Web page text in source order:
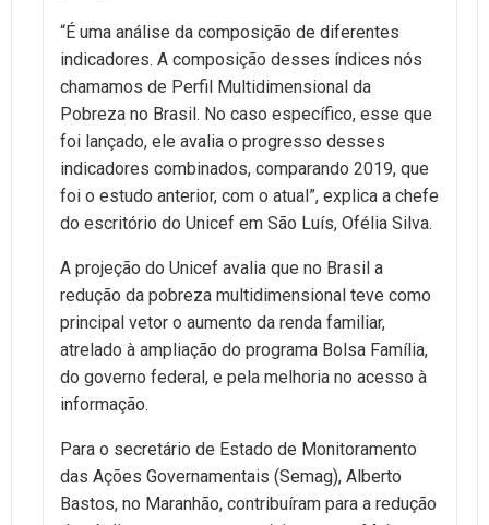
“É uma análise da composição de diferentes
indicadores. A composição desses índices nós
chamamos de Perfil Multidimensional da
Pobreza no Brasil. No caso específico, esse que
foi lançado, ele avalia o progresso desses
indicadores combinados, comparando 2019, que
foi o estudo anterior, com o atual”, explica a chefe
do escritório do Unicef em São Luís, Ofélia Silva.
A projeção do Unicef avalia que no Brasil a
redução da pobreza multidimensional teve como
principal vetor o aumento da renda familiar,
atrelado à ampliação do programa Bolsa Família,
do governo federal, e pela melhoria no acesso à
informação.
Para o secretário de Estado de Monitoramento
das Ações Governamentais (Semag), Alberto
Bastos, no Maranhão, contribuíram para a redução